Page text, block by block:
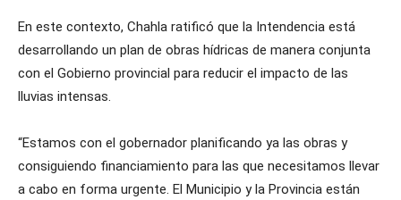
En este contexto, Chahla ratificó que la Intendencia está
desarrollando un plan de obras hídricas de manera conjunta
con el Gobierno provincial para reducir el impacto de las
lluvias intensas.
“Estamos con el gobernador planificando ya las obras y
consiguiendo financiamiento para las que necesitamos llevar
a cabo en forma urgente. El Municipio y la Provincia están